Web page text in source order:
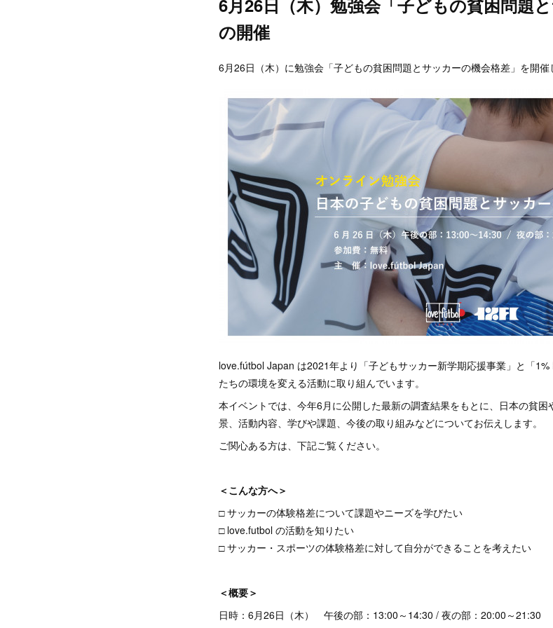
6月26日（木）勉強会「子どもの貧困問題
の開催
6月26日（木）に勉強会「子どもの貧困問題とサッカーの機会格差」を開催
love.fútbol Japan は2021年より「子どもサッカー新学期応援事業」と「
たちの環境を変える活動に取り組んでいます。
本イベントでは、今年6月に公開した最新の調査結果をもとに、日本の貧
景、活動内容、学びや課題、今後の取り組みなどについてお伝えします。
ご関心ある方は、下記ご覧ください。
＜こんな方へ＞
□ サッカーの体験格差について課題やニーズを学びたい
□ love.futbol の活動を知りたい
□ サッカー・スポーツの体験格差に対して自分ができることを考えたい
＜概要＞
日時：6月26日（木） 午後の部：13:00～14:30 / 夜の部：20:00～21:30